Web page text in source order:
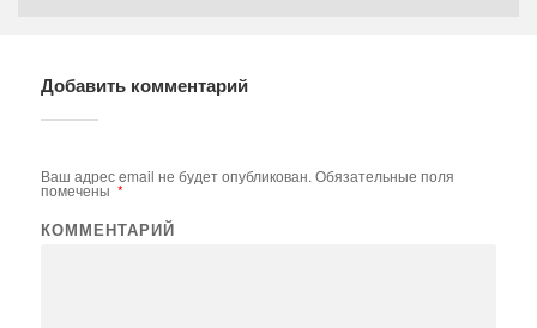
Добавить комментарий
Ваш адрес email не будет опубликован. Обязательные поля
помечены *
КОММЕНТАРИЙ